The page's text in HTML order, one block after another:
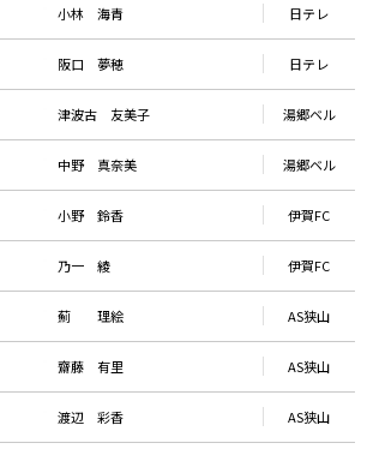
小林 海青 日テレ
阪口 夢穂 日テレ
津波古 友美子 湯郷ベル
中野 真奈美 湯郷ベル
小野 鈴香 伊賀FC
乃一 綾 伊賀FC
薊 理絵 AS狭山
齋藤 有里 AS狭山
渡辺 彩香 AS狭山